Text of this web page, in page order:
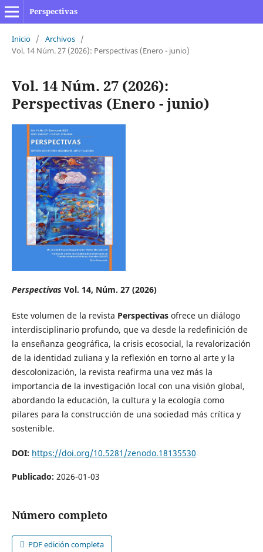
Perspectivas
Inicio / Archivos /
Vol. 14 Núm. 27 (2026): Perspectivas (Enero - junio)
Vol. 14 Núm. 27 (2026):
Perspectivas (Enero - junio)
Perspectivas Vol. 14, Núm. 27 (2026)
Este volumen de la revista Perspectivasofrece un diálogo
interdisciplinario profundo, que va desde la redefinición de
la enseñanza geográfica, la crisis ecosocial, la revalorización
de la identidad zuliana y la reflexión en torno al arte y la
descolonización, la revista reafirma una vez más la
importancia de la investigación local con una visión global,
abordando la educación, la cultura y la ecología como
pilares para la construcción de una sociedad más crítica y
sostenible.
DOI: https://doi.org/10.5281/zenodo.18135530
Publicado: 2026-01-03
Número completo
PDF edición completa